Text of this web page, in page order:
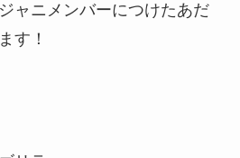
ャニメンバーにつけたあだ
す！